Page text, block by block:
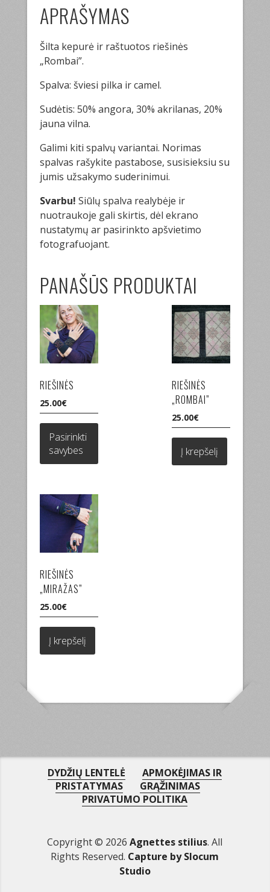
APRAŠYMAS
Šilta kepurė ir raštuotos riešinės
„Rombai”.
Spalva: šviesi pilka ir camel.
Sudėtis: 50% angora, 30% akrilanas, 20%
jauna vilna.
Galimi kiti spalvų variantai. Norimas
spalvas rašykite pastabose, susisieksiu su
jumis užsakymo suderinimui.
Svarbu! Siūlų spalva realybėje ir
nuotraukoje gali skirtis, dėl ekrano
nustatymų ar pasirinkto apšvietimo
fotografuojant.
PANAŠŪS PRODUKTAI
RIEŠINĖS
25.00€
Pasirinkti
savybes
be
chosen
on
RIEŠINĖS
„ROMBAI”
25.00€
Į krepšelį
RIEŠINĖS
„MIRAŽAS”
25.00€
Į krepšelį
DYDŽIŲ LENTELĖ
APMOKĖJIMAS IR
PRISTATYMAS
GRĄŽINIMAS
PRIVATUMO POLITIKA
Copyright © 2026Agnettes stilius. All
Rights Reserved. Capture by Slocum
Studio